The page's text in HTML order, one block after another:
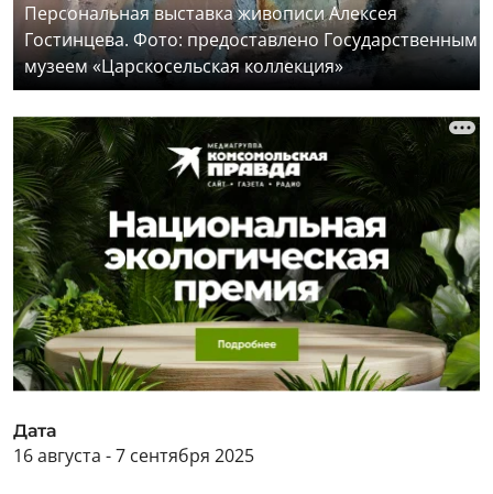
Персональная выставка живописи Алексея
Гостинцева. Фото: предоставлено Государственным
музеем «Царскосельская коллекция»
Дата
16 августа - 7 сентября 2025